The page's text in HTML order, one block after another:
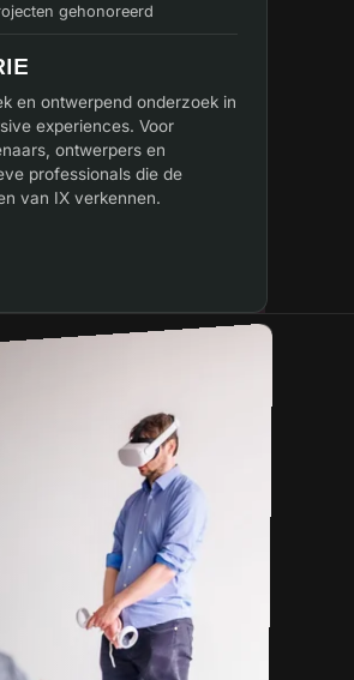
gehonoreerd
en ontwerpend onderzoek in
experiences. Voor
ontwerpers en
professionals die de
van IX verkennen.